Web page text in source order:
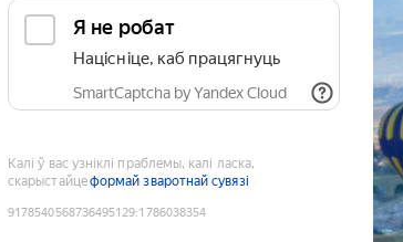
Я не робат
Націсніце, каб працягнуць
SmartCaptcha by Yandex Cloud
Калі ў вас узніклі праблемы, калі ласка,
скарыстайцеформай зваротнай сувязі
9178540568736495129:1786038354